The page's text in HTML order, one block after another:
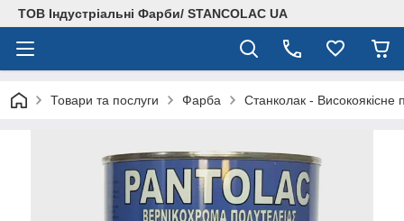
ТОВ Індустріальні Фарби/ STANCOLAC UA
Товари та послуги Фарба Станколак - Високоякісне